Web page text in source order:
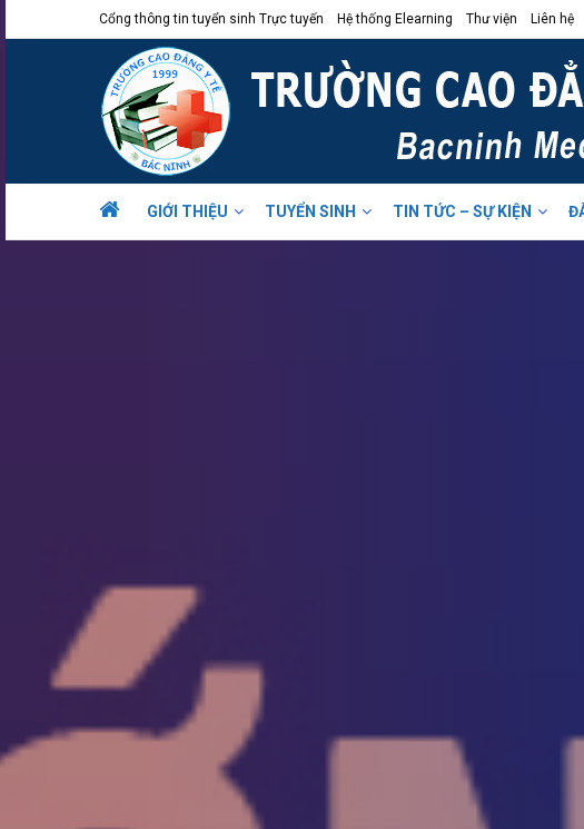
Cổng thông tin tuyển sinh Trực tuyến Hệ thống Elearning Thư viện Liên hệ
GIỚI THIỆU TUYỂN SINH TIN TỨC – SỰ KIỆN